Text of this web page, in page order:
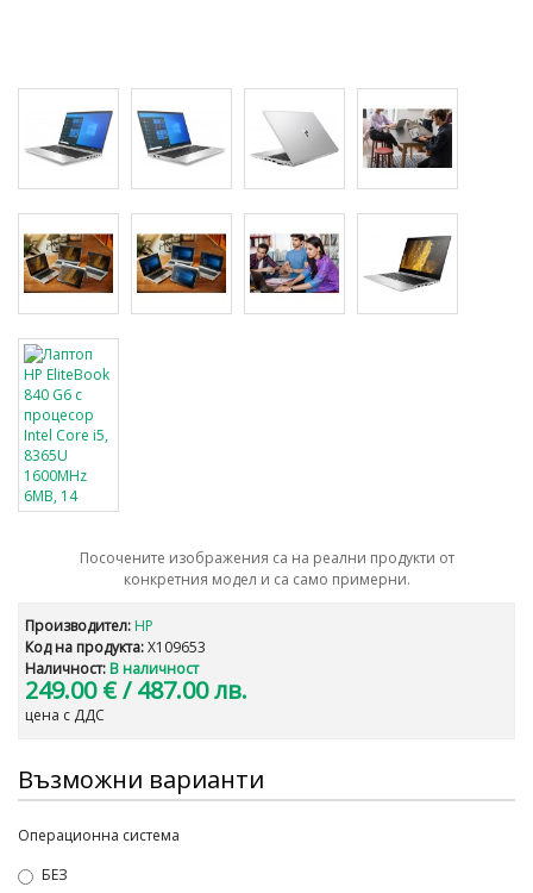
Посочените изображения са на реални продукти от
конкретния модел и са само примерни.
Производител: HP
Код на продукта:X109653
Наличност: В наличност
249.00 €/ 487.00 лв.
цена с ДДС
Възможни варианти
Операционна система
БЕЗ